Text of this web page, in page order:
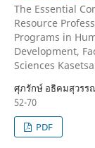
The Essential
Resource
Programs in
Development,
Sciences
ศุภรักษ์ อธิคมสุวรร
52-70
PDF